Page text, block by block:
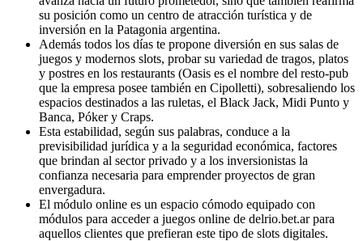
su posición como un centro de atracción turística y de
inversión en la Patagonia argentina.
Además todos los días te propone diversión en sus salas de
juegos y modernos slots, probar su variedad de tragos, platos
y postres en los restaurants (Oasis es el nombre del resto-pub
que la empresa posee también en Cipolletti), sobresaliendo los
espacios destinados a las ruletas, el Black Jack, Midi Punto y
Banca, Póker y Craps.
Esta estabilidad, según sus palabras, conduce a la
previsibilidad jurídica y a la seguridad económica, factores
que brindan al sector privado y a los inversionistas la
confianza necesaria para emprender proyectos de gran
envergadura.
El módulo online es un espacio cómodo equipado con
módulos para acceder a juegos online de delrio.bet.ar para
aquellos clientes que prefieran este tipo de slots digitales.